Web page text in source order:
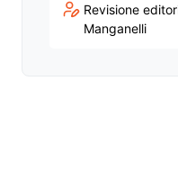
Revisione
Manganelli